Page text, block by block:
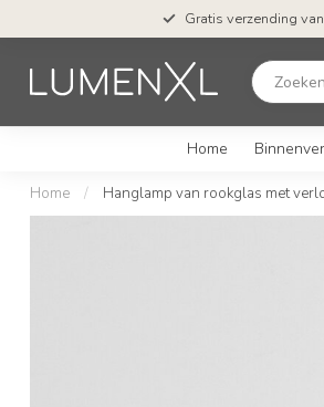
Gratis verzending
Home
Home / Hanglamp van rookglas met